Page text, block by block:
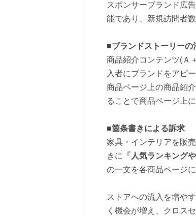
スポンサーブランド広
能であり、新規訪問者
■ブランドストーリーの
商品紹介コンテンツ(Ａ
入者にブランドをアピ
商品ページ上の商品紹
ることで商品ページ上
■箇条書きによる訴求
家具・インテリアを販
きに 「人気ランキング
の一文を各商品ページ
ストアへの流入を増や
く機会が増え、クロス